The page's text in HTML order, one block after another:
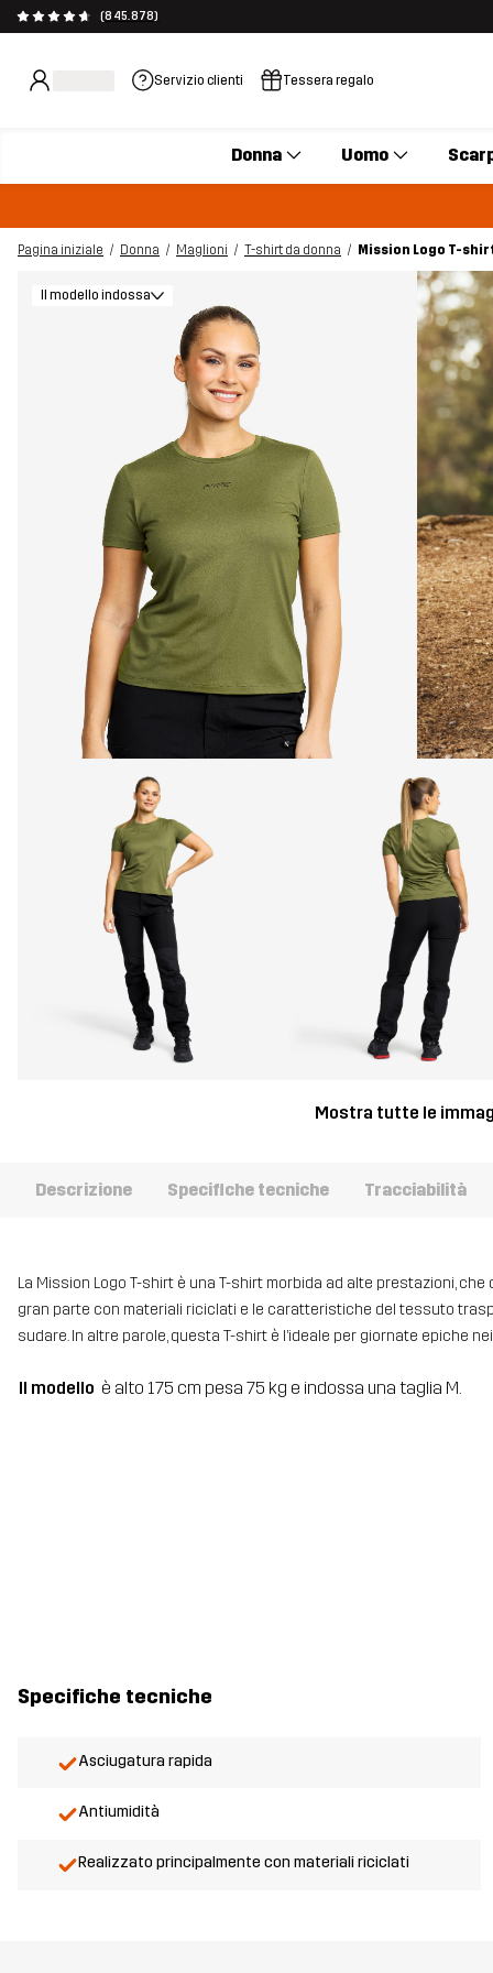
(845.878)
Servizio clienti Tessera regalo
Donna Uomo
Pagina iniziale Donna Maglioni T-shirt da donna
Mission Logo T-
Il modello indossa
Mostra tutte le
Descrizione Specifiche tecniche Tracciabilità
La Mission Logo T-shirt è una T-shirt morbida ad alte prestazioni,
gran parte con materiali riciclati e le caratteristiche del tessuto
sudare. In altre parole, questa T-shirt è l’ideale per giornate epiche
Il modello è alto 175 cm pesa 75 kg e indossa una taglia M.
Specifiche tecniche
Asciugatura rapida
Antiumidità
Realizzato principalmente con materiali riciclati